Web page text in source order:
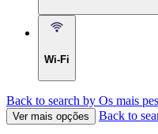
Wi-Fi
Back to search by Os mais
Ver mais opções Back to